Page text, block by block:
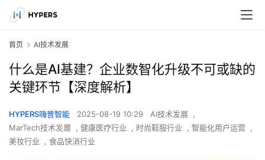
首页 AI技术发展
什么是AI基建？企业数智化升级不可或缺的
关键环节【深度解析】
HYPERS嗨普智能 2025-08-19 10:29 AI技术发展 ,
MarTech技术发展 , 健康医疗行业 , 时尚鞋服行业 , 智能化用户运营 ,
美妆行业
, 食品快消行业